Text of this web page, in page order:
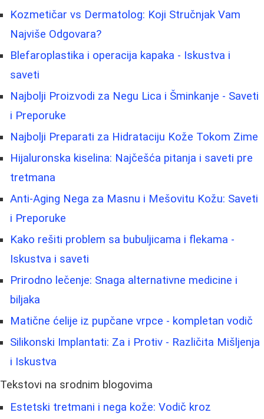
Kozmetičar vs Dermatolog: Koji Stručnjak Vam
Najviše Odgovara?
Blefaroplastika i operacija kapaka - Iskustva i
saveti
Najbolji Proizvodi za Negu Lica i Šminkanje - Saveti
i Preporuke
Najbolji Preparati za Hidrataciju Kože Tokom Zime
Hijaluronska kiselina: Najčešća pitanja i saveti pre
tretmana
Anti-Aging Nega za Masnu i Mešovitu Kožu: Saveti
i Preporuke
Kako rešiti problem sa bubuljicama i flekama -
Iskustva i saveti
Prirodno lečenje: Snaga alternativne medicine i
biljaka
Matične ćelije iz pupčane vrpce - kompletan vodič
Silikonski Implantati: Za i Protiv - Različita Mišljenja
i Iskustva
Tekstovi na srodnim blogovima
Estetski tretmani i nega kože: Vodič kroz